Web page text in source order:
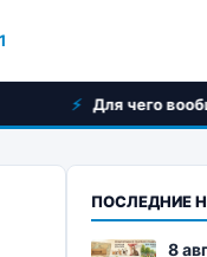
вообще нужна
ПОСЛЕДНИЕ
8